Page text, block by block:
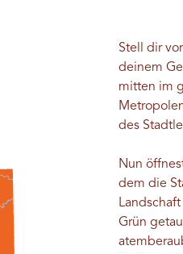
Stell dir
deinem
mitten im
des
Nun
dem die
Grün